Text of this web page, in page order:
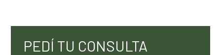
PEDÍ TU CONSULTA